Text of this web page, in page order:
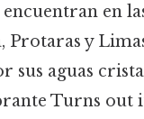
en
Protaras y
sus aguas
Turns out